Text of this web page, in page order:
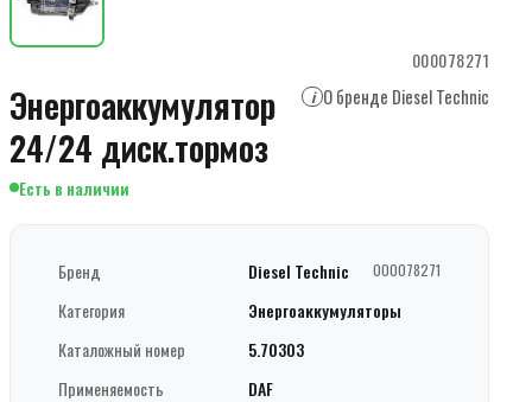
000078271
Энергоаккумулятор
24/24 диск.тормоз
i О бренде Diesel Technic
Есть в наличии
Бренд Diesel Technic 000078271
Категория
Энергоаккумуляторы
Каталожный номер
5.70303
Применяемость
DAF